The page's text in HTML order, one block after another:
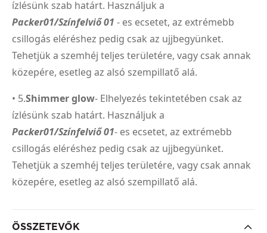
ízlésünk szab határt. Használjuk a
Packer01/Színfelviő 01 - es ecsetet, az extrémebb
csillogás eléréshez pedig csak az ujjbegyünket.
Tehetjük a szemhéj teljes területére, vagy csak annak
közepére, esetleg az alsó szempillatő alá.
• 5.Shimmer glow- Elhelyezés tekintetében csak az
ízlésünk szab határt. Használjuk a
Packer01/Színfelviő 01- es ecsetet, az extrémebb
csillogás eléréshez pedig csak az ujjbegyünket.
Tehetjük a szemhéj teljes területére, vagy csak annak
közepére, esetleg az alsó szempillatő alá.
ÖSSZETEVŐK